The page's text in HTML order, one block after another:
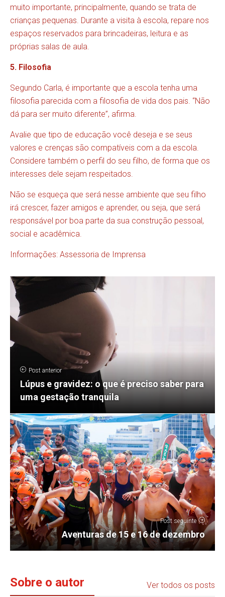
muito importante, principalmente, quando se trata de
crianças pequenas. Durante a visita à escola, repare nos
espaços reservados para brincadeiras, leitura e as
próprias salas de aula.
5. Filosofia
Segundo Carla, é importante que a escola tenha uma
filosofia parecida com a filosofia de vida dos pais. “Não
dá para ser muito diferente”, afirma.
Avalie que tipo de educação você deseja e se seus
valores e crenças são compatíveis com a da escola.
Considere também o perfil do seu filho, de forma que os
interesses dele sejam respeitados.
Não se esqueça que será nesse ambiente que seu filho
irá crescer, fazer amigos e aprender, ou seja, que será
responsável por boa parte da sua construção pessoal,
social e acadêmica.
Informações: Assessoria de Imprensa
Post anterior
Lúpus e gravidez: o que é preciso saber para
uma gestação tranquila
Post seguinte
Aventuras de 15 e 16 de dezembro
Sobre o autor Ver todos os posts